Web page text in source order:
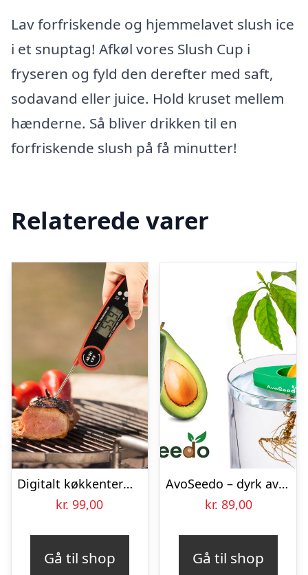
Lav forfriskende og hjemmelavet slush ice
i et snuptag! Afkøl vores Slush Cup i
fryseren og fyld den derefter med saft,
sodavand eller juice. Hold kruset mellem
hænderne. Så bliver drikken til en
forfriskende slush på få minutter!
Relaterede varer
Digitalt køkkentermometer
kr. 99,00
Gå til shop
AvoSeedo – dyrk avokado
kr. 89,00
Gå til shop